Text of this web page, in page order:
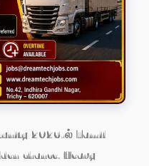
2026-ல் Tamil
chance. Heavy